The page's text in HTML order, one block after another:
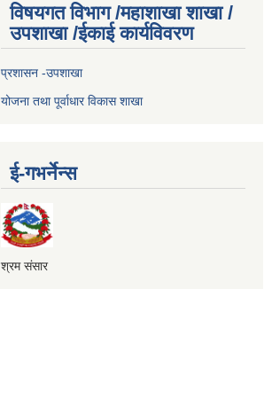
विषयगत विभाग /महाशाखा शाखा /
उपशाखा /ईकाई कार्यविवरण
प्रशासन -उपशाखा
योजना तथा पूर्वाधार विकास शाखा
ई-गभर्नेन्स
श्रम संसार